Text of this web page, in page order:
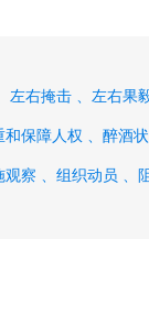
左右掩击 、 左右果
和保障人权 、 醉酒
察 、 组织动员 、